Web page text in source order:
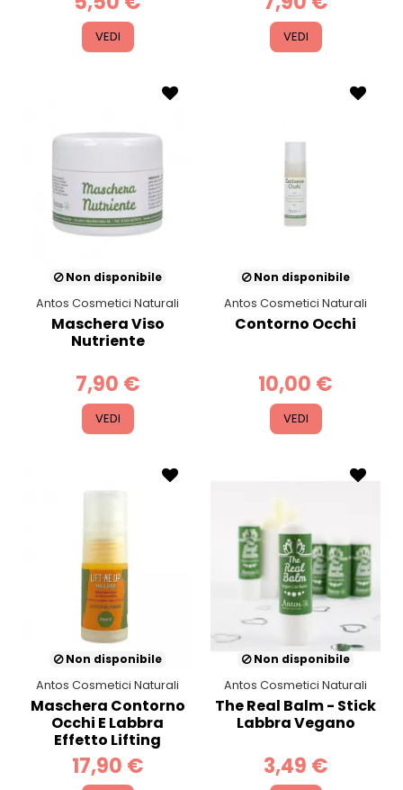
VEDI VEDI
Non disponibile
Antos Cosmetici Naturali
Maschera Viso
Nutriente
7,90 €
VEDI
Non disponibile
Antos Cosmetici Naturali
Contorno Occhi
10,00 €
VEDI
Non disponibile
Antos Cosmetici Naturali
Maschera Contorno
Occhi E Labbra
Effetto Lifting
17,90 €
Non disponibile
Antos Cosmetici Naturali
The Real Balm - Stick
Labbra Vegano
3,49 €